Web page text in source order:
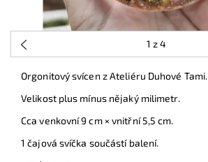
1 z 4
Orgonitový svícen z Ateliéru Duhové Tami.
Velikost plus mínus nějaký milimetr.
Cca venkovní 9 cm × vnitřní 5,5 cm.
1 čajová svíčka součástí balení.